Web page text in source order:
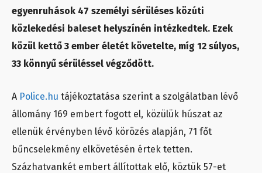
egyenruhások 47 személyi sérüléses közúti
közlekedési baleset helyszínén intézkedtek. Ezek
közül kettő 3 ember életét követelte, míg 12 súlyos,
33 könnyű sérüléssel végződött.
A Police.hu tájékoztatása szerint a szolgálatban lévő
állomány 169 embert fogott el, közülük húszat az
ellenük érvényben lévő körözés alapján, 71 főt
bűncselekmény elkövetésén értek tetten.
Százhatvankét embert állítottak elő, köztük 57-et